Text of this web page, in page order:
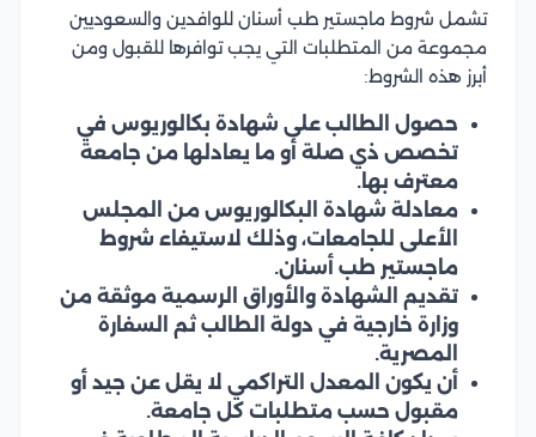
تشمل شروط ماجستير طب أسنان للوافدين والسعوديين
مجموعة من المتطلبات التي يجب توافرها للقبول ومن
أبرز هذه الشروط:
حصول الطالب على شهادة بكالوريوس في
تخصص ذي صلة أو ما يعادلها من جامعة
معترف بها.
معادلة شهادة البكالوريوس من المجلس
الأعلى للجامعات، وذلك لاستيفاء شروط
ماجستير طب أسنان.
تقديم الشهادة والأوراق الرسمية موثقة من
وزارة خارجية في دولة الطالب ثم السفارة
المصرية.
أن يكون المعدل التراكمي لا يقل عن جيد أو
مقبول حسب متطلبات كل جامعة.